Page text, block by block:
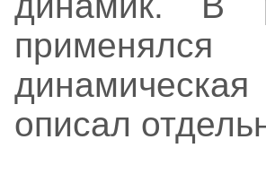
применялся
описал